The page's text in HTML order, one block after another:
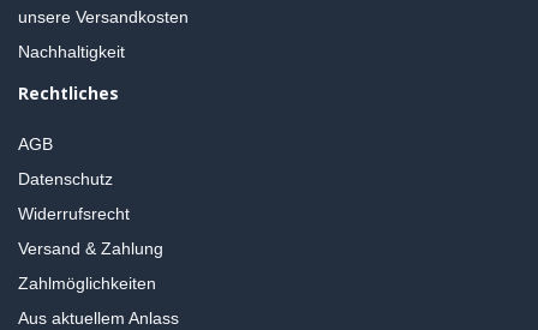
unsere Versandkosten
Nachhaltigkeit
Rechtliches
AGB
Datenschutz
Widerrufsrecht
Versand & Zahlung
Zahlmöglichkeiten
Aus aktuellem Anlass